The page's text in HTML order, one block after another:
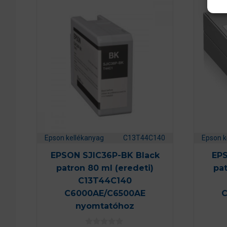
Epson kellékanyag C13T44C140
EPSON SJIC36P-BK Black
patron 80 ml (eredeti)
C13T44C140
C6000AE/C6500AE
nyomtatóhoz
Epson